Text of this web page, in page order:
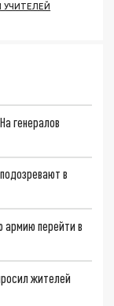
УЧИТЕЛЕЙ
генералов
в
армию перейти в
жителей